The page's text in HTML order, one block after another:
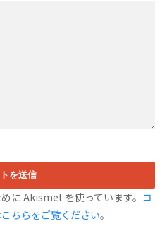
に Akismet を使っています。 コ
ちらをご覧ください。